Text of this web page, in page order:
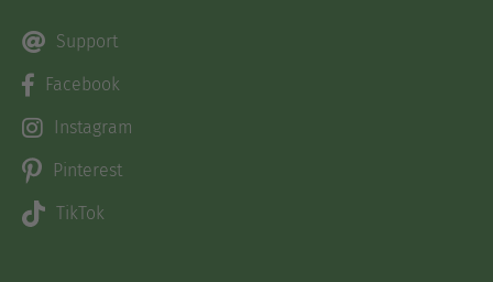
Support
Facebook
Instagram
Pinterest
TikTok